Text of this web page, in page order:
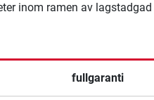
inom ramen av lagstadgad
fullgaranti